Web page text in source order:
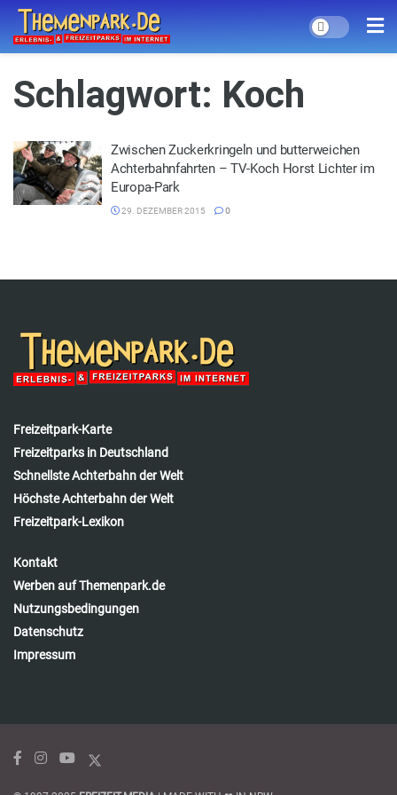
Schlagwort: Koch
Zwischen Zuckerkringeln und butterweichen
Achterbahnfahrten – TV-Koch Horst Lichter im
Europa-Park
29. DEZEMBER 2015 0
Freizeitpark-Karte
Freizeitparks in Deutschland
Schnellste Achterbahn der Welt
Höchste Achterbahn der Welt
Freizeitpark-Lexikon
Kontakt
Werben auf Themenpark.de
Nutzungsbedingungen
Datenschutz
Impressum